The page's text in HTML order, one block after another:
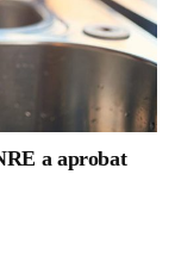
a aprobat